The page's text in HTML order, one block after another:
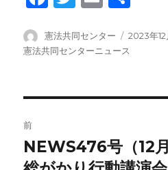
c
e
o
k
tt
er
ail
投
稿
憲法共同センター
投
稿
2023年12
憲法共同センターニュース
稿
前
前
の
NEWS476号（12